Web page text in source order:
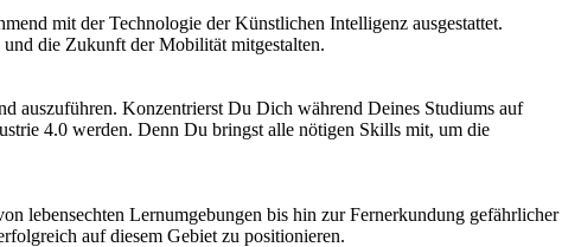
mit der Technologie der Künstlichen Intelligenz ausgestattet.
die Zukunft der Mobilität mitgestalten.
auszuführen. Konzentrierst Du Dich während Deines Studiums auf
4.0 werden. Denn Du bringst alle nötigen Skills mit, um die
lebensechten Lernumgebungen bis hin zur Fernerkundung gefährlicher
auf diesem Gebiet zu positionieren.